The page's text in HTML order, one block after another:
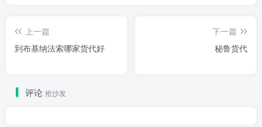
上一篇
到布基纳法索哪家货代好
下一篇
秘鲁货代
评论 抢沙发